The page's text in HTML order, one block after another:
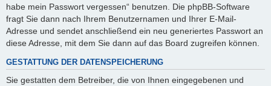
habe mein Passwort vergessen“ benutzen. Die phpBB-Software
fragt Sie dann nach Ihrem Benutzernamen und Ihrer E-Mail-
Adresse und sendet anschließend ein neu generiertes Passwort an
diese Adresse, mit dem Sie dann auf das Board zugreifen können.
GESTATTUNG DER DATENSPEICHERUNG
Sie gestatten dem Betreiber, die von Ihnen eingegebenen und